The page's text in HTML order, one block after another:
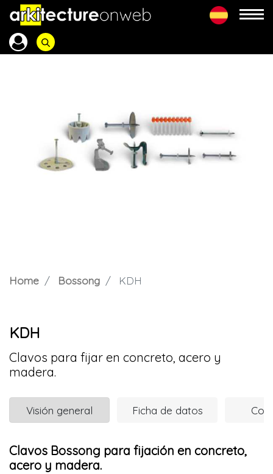
Home Bossong KDH
KDH
Clavos para fijar en concreto, acero y
madera.
Visión general Ficha de datos
Clavos Bossong para fijación en concreto,
acero y madera.